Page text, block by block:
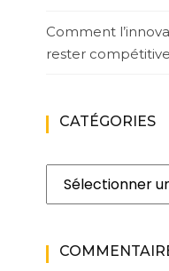
Comment
rester
CATÉGORIES
Catégories